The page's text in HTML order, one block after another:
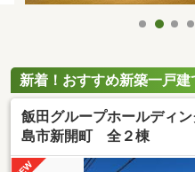
新着！おすすめ新築一戸建
飯田グループホールディ
島市新開町 全２棟